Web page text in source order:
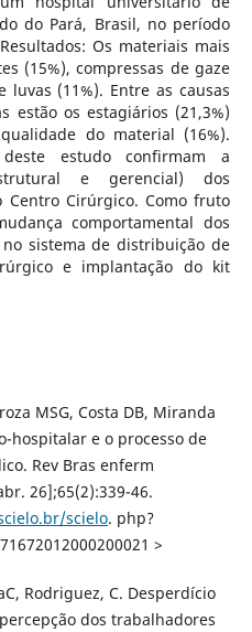
do Pará, Brasil, no período
Os materiais mais
(15%), compressas de gaze
luvas (11%). Entre as causas
estão os estagiários (21,3%)
do material (16%).
estudo confirmam a
e gerencial) dos
Cirúrgico. Como fruto
comportamental dos
sistema de distribuição de
e implantação do kit
MSG, Costa DB, Miranda
hospitalar e o processo de
Rev Bras enferm
26];65(2):339-46.
scielo. php?
>
Rodriguez, C. Desperdício
dos trabalhadores